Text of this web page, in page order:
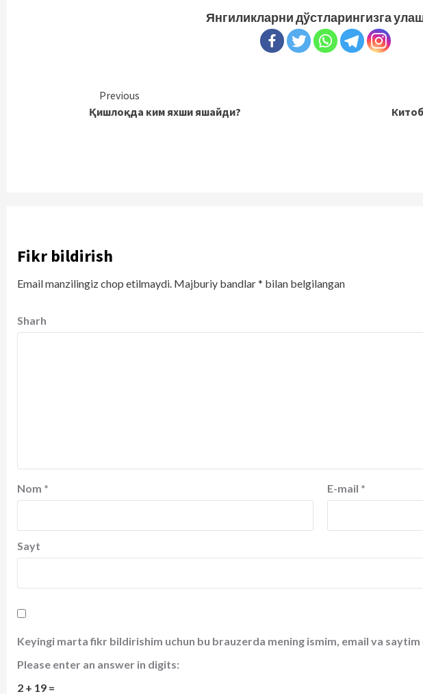
Янгиликларни дўстларингизга
Continue
Reading
Previous
Қишлоқда ким яхши яшайди?
Fikr bildirish
Email manzilingiz chop etilmaydi. Majburiy bandlar* bilan belgilangan
Sharh
Nom * E-mail *
Sayt
Keyingi marta fikr bildirishim uchun bu brauzerda mening ismim, email va saytim
Please enter an answer in digits:
2 + 19 =